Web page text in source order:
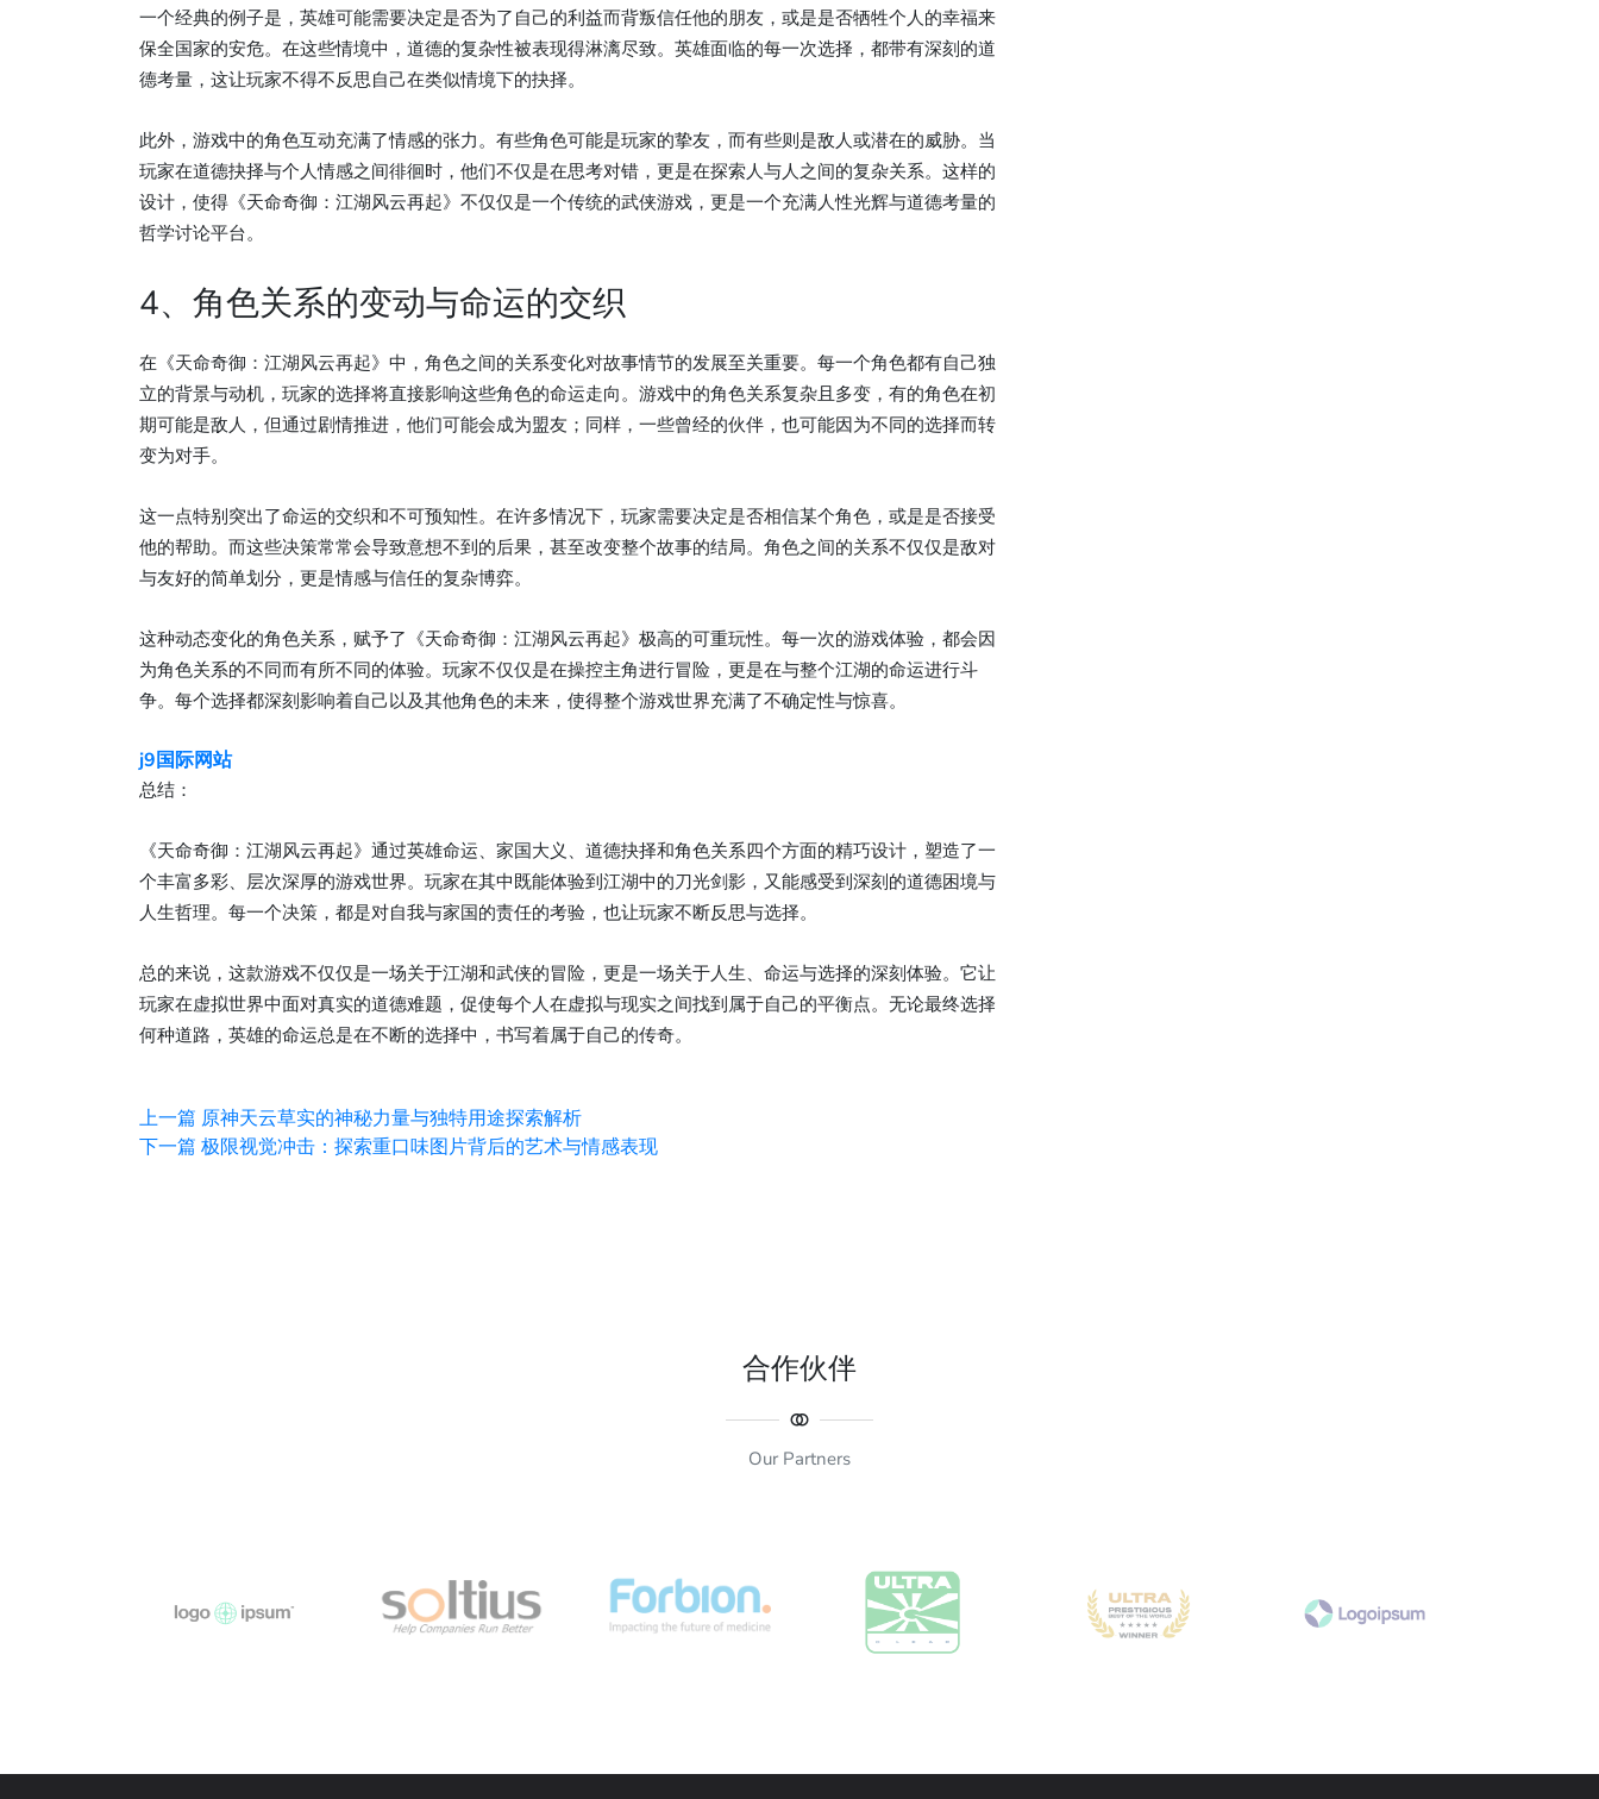
一个经典的例子是，英雄可能需要决定是否为了自己的利益而背叛信任他的朋友，或是是否牺牲个人的幸福来
保全国家的安危。在这些情境中，道德的复杂性被表现得淋漓尽致。英雄面临的每一次选择，都带有深刻的道
德考量，这让玩家不得不反思自己在类似情境下的抉择。
此外，游戏中的角色互动充满了情感的张力。有些角色可能是玩家的挚友，而有些则是敌人或潜在的威胁。当
玩家在道德抉择与个人情感之间徘徊时，他们不仅是在思考对错，更是在探索人与人之间的复杂关系。这样的
设计，使得《天命奇御：江湖风云再起》不仅仅是一个传统的武侠游戏，更是一个充满人性光辉与道德考量的
哲学讨论平台。
4、角色关系的变动与命运的交织
在《天命奇御：江湖风云再起》中，角色之间的关系变化对故事情节的发展至关重要。每一个角色都有自己独
立的背景与动机，玩家的选择将直接影响这些角色的命运走向。游戏中的角色关系复杂且多变，有的角色在初
期可能是敌人，但通过剧情推进，他们可能会成为盟友；同样，一些曾经的伙伴，也可能因为不同的选择而转
变为对手。
这一点特别突出了命运的交织和不可预知性。在许多情况下，玩家需要决定是否相信某个角色，或是是否接受
他的帮助。而这些决策常常会导致意想不到的后果，甚至改变整个故事的结局。角色之间的关系不仅仅是敌对
与友好的简单划分，更是情感与信任的复杂博弈。
这种动态变化的角色关系，赋予了《天命奇御：江湖风云再起》极高的可重玩性。每一次的游戏体验，都会因
为角色关系的不同而有所不同的体验。玩家不仅仅是在操控主角进行冒险，更是在与整个江湖的命运进行斗
争。每个选择都深刻影响着自己以及其他角色的未来，使得整个游戏世界充满了不确定性与惊喜。
j9国际网站
总结：
《天命奇御：江湖风云再起》通过英雄命运、家国大义、道德抉择和角色关系四个方面的精巧设计，塑造了一
个丰富多彩、层次深厚的游戏世界。玩家在其中既能体验到江湖中的刀光剑影，又能感受到深刻的道德困境与
人生哲理。每一个决策，都是对自我与家国的责任的考验，也让玩家不断反思与选择。
总的来说，这款游戏不仅仅是一场关于江湖和武侠的冒险，更是一场关于人生、命运与选择的深刻体验。它让
玩家在虚拟世界中面对真实的道德难题，促使每个人在虚拟与现实之间找到属于自己的平衡点。无论最终选择
何种道路，英雄的命运总是在不断的选择中，书写着属于自己的传奇。
上一篇 原神天云草实的神秘力量与独特用途探索解析
下一篇 极限视觉冲击：探索重口味图片背后的艺术与情感表现
合作伙伴
Our Partners